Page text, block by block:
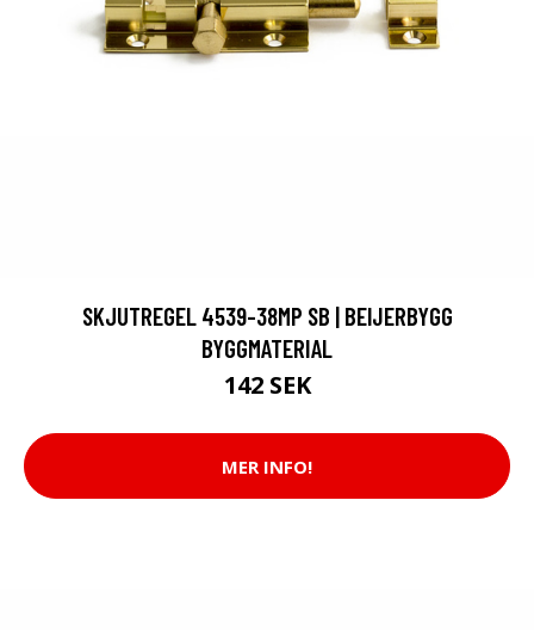
SKJUTREGEL 4539-38MP SB | BEIJERBYGG
BYGGMATERIAL
142 SEK
MER INFO!